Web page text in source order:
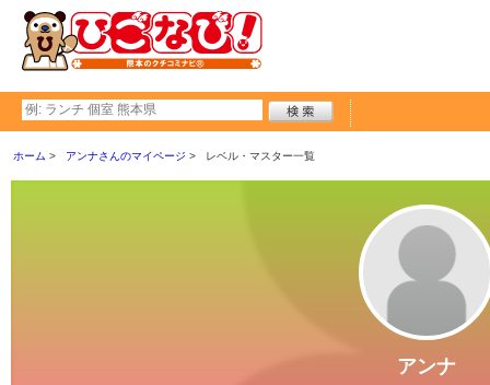
ホーム アンナさんのマイページ レベル・マスター一覧
アンナ